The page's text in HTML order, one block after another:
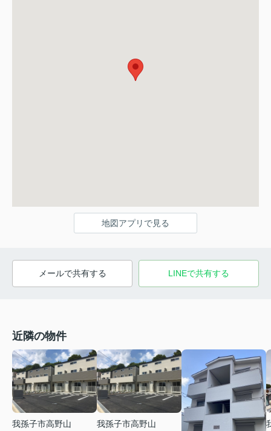
地図アプリで見る
メールで共有する LINEで共有する
近隣の物件
我孫子市高野山
我孫子市高野山